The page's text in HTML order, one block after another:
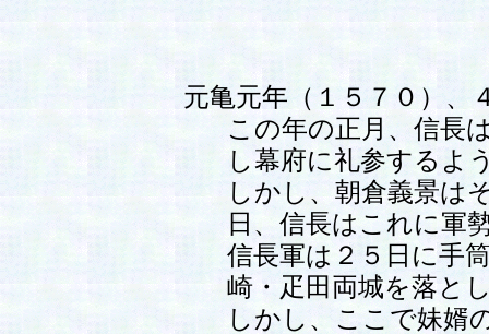
元亀元年（１５７０）、
この年の正月、信長
し幕府に礼参するよ
しかし、朝倉義景は
日、信長はこれに軍
信長軍は２５日に手
崎・疋田両城を落と
しかし、ここで妹婿